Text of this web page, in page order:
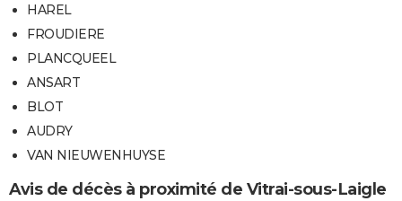
HAREL
FROUDIERE
PLANCQUEEL
ANSART
BLOT
AUDRY
VAN NIEUWENHUYSE
Avis de décès à proximité de Vitrai-sous-Laigle